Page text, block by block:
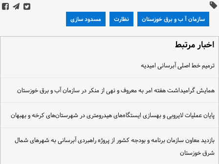
سازمان آ ب و برق خوزستان نظارت مسدود سازی
اخبار مرتبط
ترمیم خط اصلی آبرسانی امیدیه
همایش گرامیداشت هفته امر به معروف و نهی از منکر در سازمان آب و برق خوزستان
پایان عملیات لایروبی و بهسازی ایستگاه‌های هیدرومتری در شهرستان‌های کرخه و بهبهان
بازدید معاون سازمان برنامه و بودجه کشور از پروژه راهبردی آبرسانی به شهرهای شمال
شرق خوزستان